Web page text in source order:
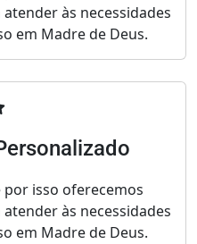
às necessidades
em Madre de Deus.
por isso oferecemos
às necessidades
em Madre de Deus.